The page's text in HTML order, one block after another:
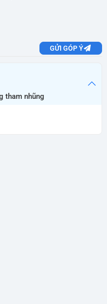
GỬI GÓP Ý
tham nhũng